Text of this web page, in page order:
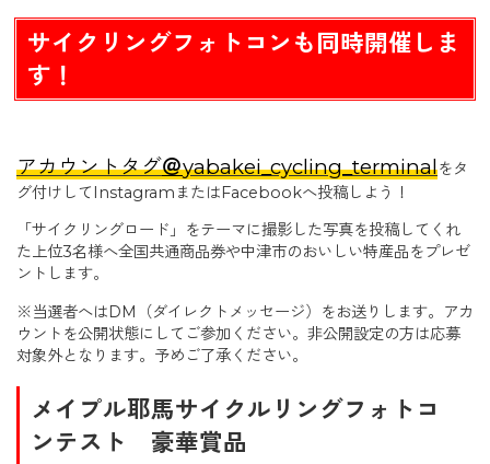
サイクリングフォトコンも同時開催しま
す！
アカウントタグ＠yabakei_cycling_terminalをタ
グ付けして InstagramまたはFacebookへ投稿しよう！
「サイクリングロード」をテーマに撮影した写真を投稿してくれ
た上位3名様へ全国共通商品券や中津市のおいしい特産品をプレゼ
ントします。
※当選者へはDM（ダイレクトメッセージ）をお送りします。アカ
ウントを公開状態にしてご参加ください。非公開設定の方は応募
対象外となります。予めご了承ください。
メイプル耶馬サイクルリングフォトコ
ンテスト 豪華賞品